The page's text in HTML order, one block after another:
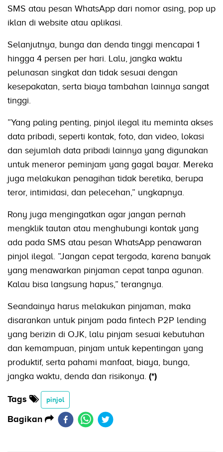
SMS atau pesan WhatsApp dari nomor asing, pop up
iklan di website atau aplikasi.
Selanjutnya, bunga dan denda tinggi mencapai 1
hingga 4 persen per hari. Lalu, jangka waktu
pelunasan singkat dan tidak sesuai dengan
kesepakatan, serta biaya tambahan lainnya sangat
tinggi.
”Yang paling penting, pinjol ilegal itu meminta akses
data pribadi, seperti kontak, foto, dan video, lokasi
dan sejumlah data pribadi lainnya yang digunakan
untuk meneror peminjam yang gagal bayar. Mereka
juga melakukan penagihan tidak beretika, berupa
teror, intimidasi, dan pelecehan,” ungkapnya.
Rony juga mengingatkan agar jangan pernah
mengklik tautan atau menghubungi kontak yang
ada pada SMS atau pesan WhatsApp penawaran
pinjol ilegal. ”Jangan cepat tergoda, karena banyak
yang menawarkan pinjaman cepat tanpa agunan.
Kalau bisa langsung hapus,” terangnya.
Seandainya harus melakukan pinjaman, maka
disarankan untuk pinjam pada fintech P2P lending
yang berizin di OJK, lalu pinjam sesuai kebutuhan
dan kemampuan, pinjam untuk kepentingan yang
produktif, serta pahami manfaat, biaya, bunga,
jangka waktu, denda dan risikonya. (*)
Tags pinjol
Bagikan